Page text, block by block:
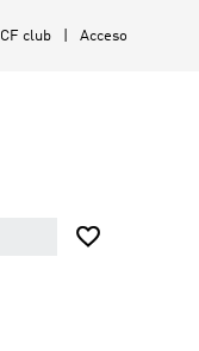
CF club Acceso
